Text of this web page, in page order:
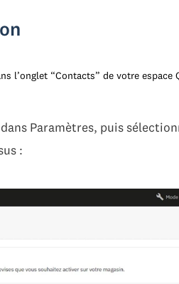
l’onglet “Contacts” de votre espace
Paramètres, puis
: